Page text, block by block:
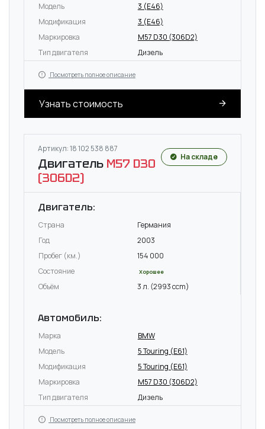
Модель
3 (E46)
Модификация
3 (E46)
Маркировка
M57 D30 (306D2)
Тип двигателя
Дизель
Посмотреть полное описание
Узнать стоимость
Артикул: 18 102 538 887
Двигатель M57 D30
(306D2)
На складе
Двигатель:
Страна
Германия
Год
2003
Пробег (км.)
154 000
Состояние
Хорошее
Объём 3 л. (2993 ccm)
Автомобиль:
Марка
BMW
Модель
5 Touring (E61)
Модификация
5 Touring (E61)
Маркировка
M57 D30 (306D2)
Тип двигателя
Дизель
Посмотреть полное описание